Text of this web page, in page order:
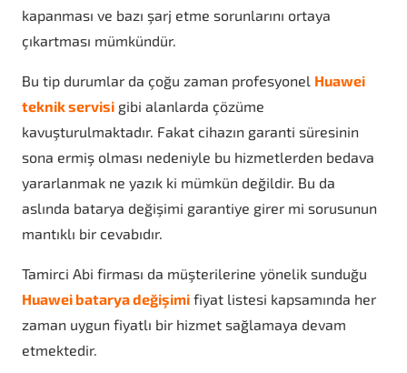
kapanması ve bazı şarj etme sorunlarını ortaya
çıkartması mümkündür.
Bu tip durumlar da çoğu zaman profesyonel Huawei
teknik servisi gibi alanlarda çözüme
kavuşturulmaktadır. Fakat cihazın garanti süresinin
sona ermiş olması nedeniyle bu hizmetlerden bedava
yararlanmak ne yazık ki mümkün değildir. Bu da
aslında batarya değişimi garantiye girer mi sorusunun
mantıklı bir cevabıdır.
Tamirci Abi firması da müşterilerine yönelik sunduğu
Huawei batarya değişimi fiyat listesi kapsamında her
zaman uygun fiyatlı bir hizmet sağlamaya devam
etmektedir.